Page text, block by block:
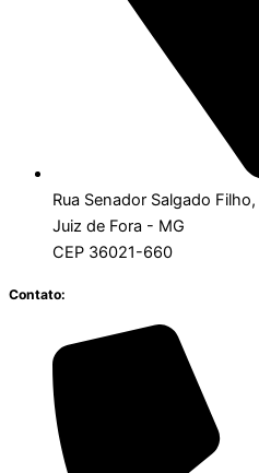
Rua Senador Salgado
Juiz de Fora - MG
CEP 36021-660
Contato: